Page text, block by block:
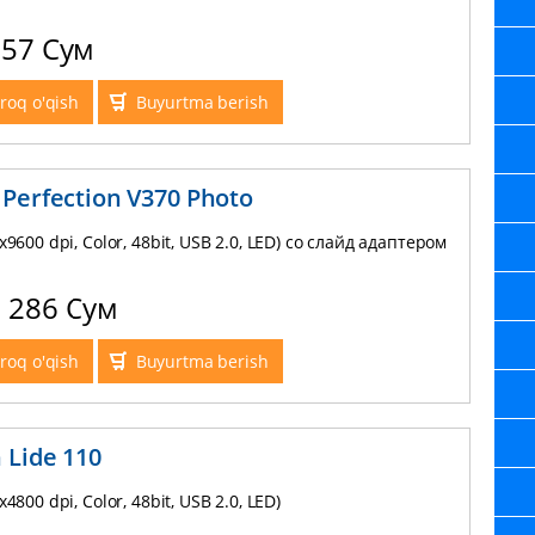
Сум
o'qish Buyurtma berish
V370 Photo
dpi, Color, 48bit, USB 2.0, LED) со слайд адаптером
286 Сум
o'qish Buyurtma berish
Lide 110
dpi, Color, 48bit, USB 2.0, LED)